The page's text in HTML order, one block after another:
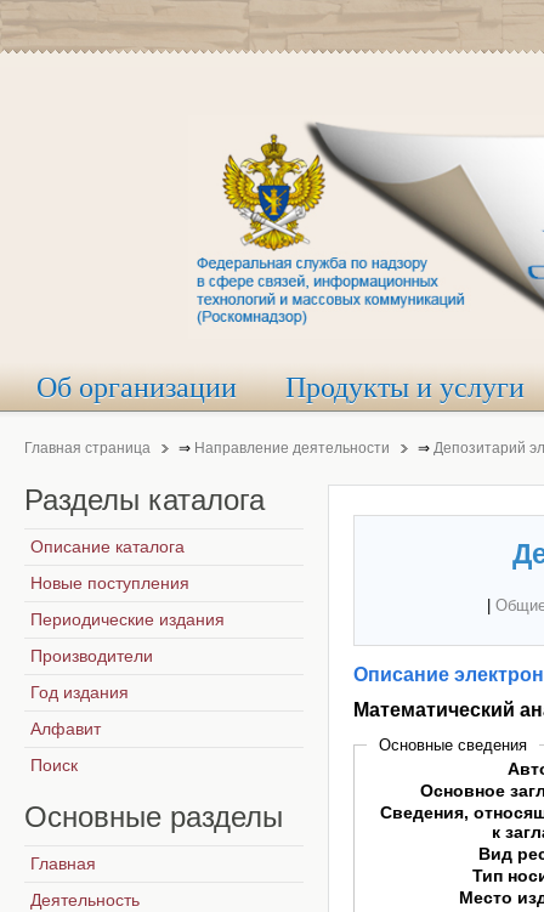
Об организации Продукты и услуги
Главная страница ⇒ Направление деятельности ⇒ Депозитарий
Описание
Математический
Основные сведения
Основное
Сведения,
к
Вид
Тип
Место
Разделы каталога
Описание каталога
Новые поступления
Периодические издания
Производители
Год издания
Алфавит
Поиск
Основные разделы
Главная
Деятельность